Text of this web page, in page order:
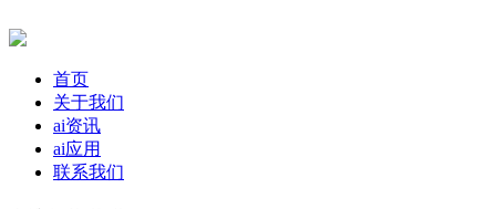
首页
关于我们
ai资讯
ai应用
联系我们